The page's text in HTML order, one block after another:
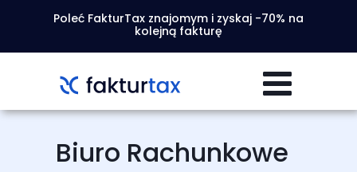
Poleć FakturTax znajomym i zyskaj -70% na
kolejną fakturę
Biuro Rachunkowe